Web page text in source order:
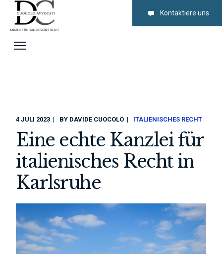
Kontaktiere uns
4 JULI 2023 BY DAVIDE CUOCOLO ITALIENISCHES RECHT
Eine echte Kanzlei für
italienisches Recht in
Karlsruhe